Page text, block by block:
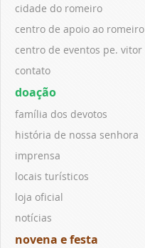
cidade do romeiro
centro de apoio ao romeiro
centro de eventos pe. vitor
contato
doação
família dos devotos
história de nossa senhora
imprensa
locais turísticos
loja oficial
notícias
novena e festa